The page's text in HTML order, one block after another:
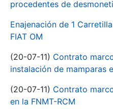
procedentes de
Enajenación de 1
FIAT OM
(20-07-11) Contrato
instalación de mamparas
(20-07-11) Contrato
en la FNMT-RCM